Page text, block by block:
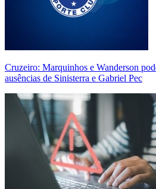
Cruzeiro: Marquinhos e Wanderson
ausências de Sinisterra e Gabriel Pec